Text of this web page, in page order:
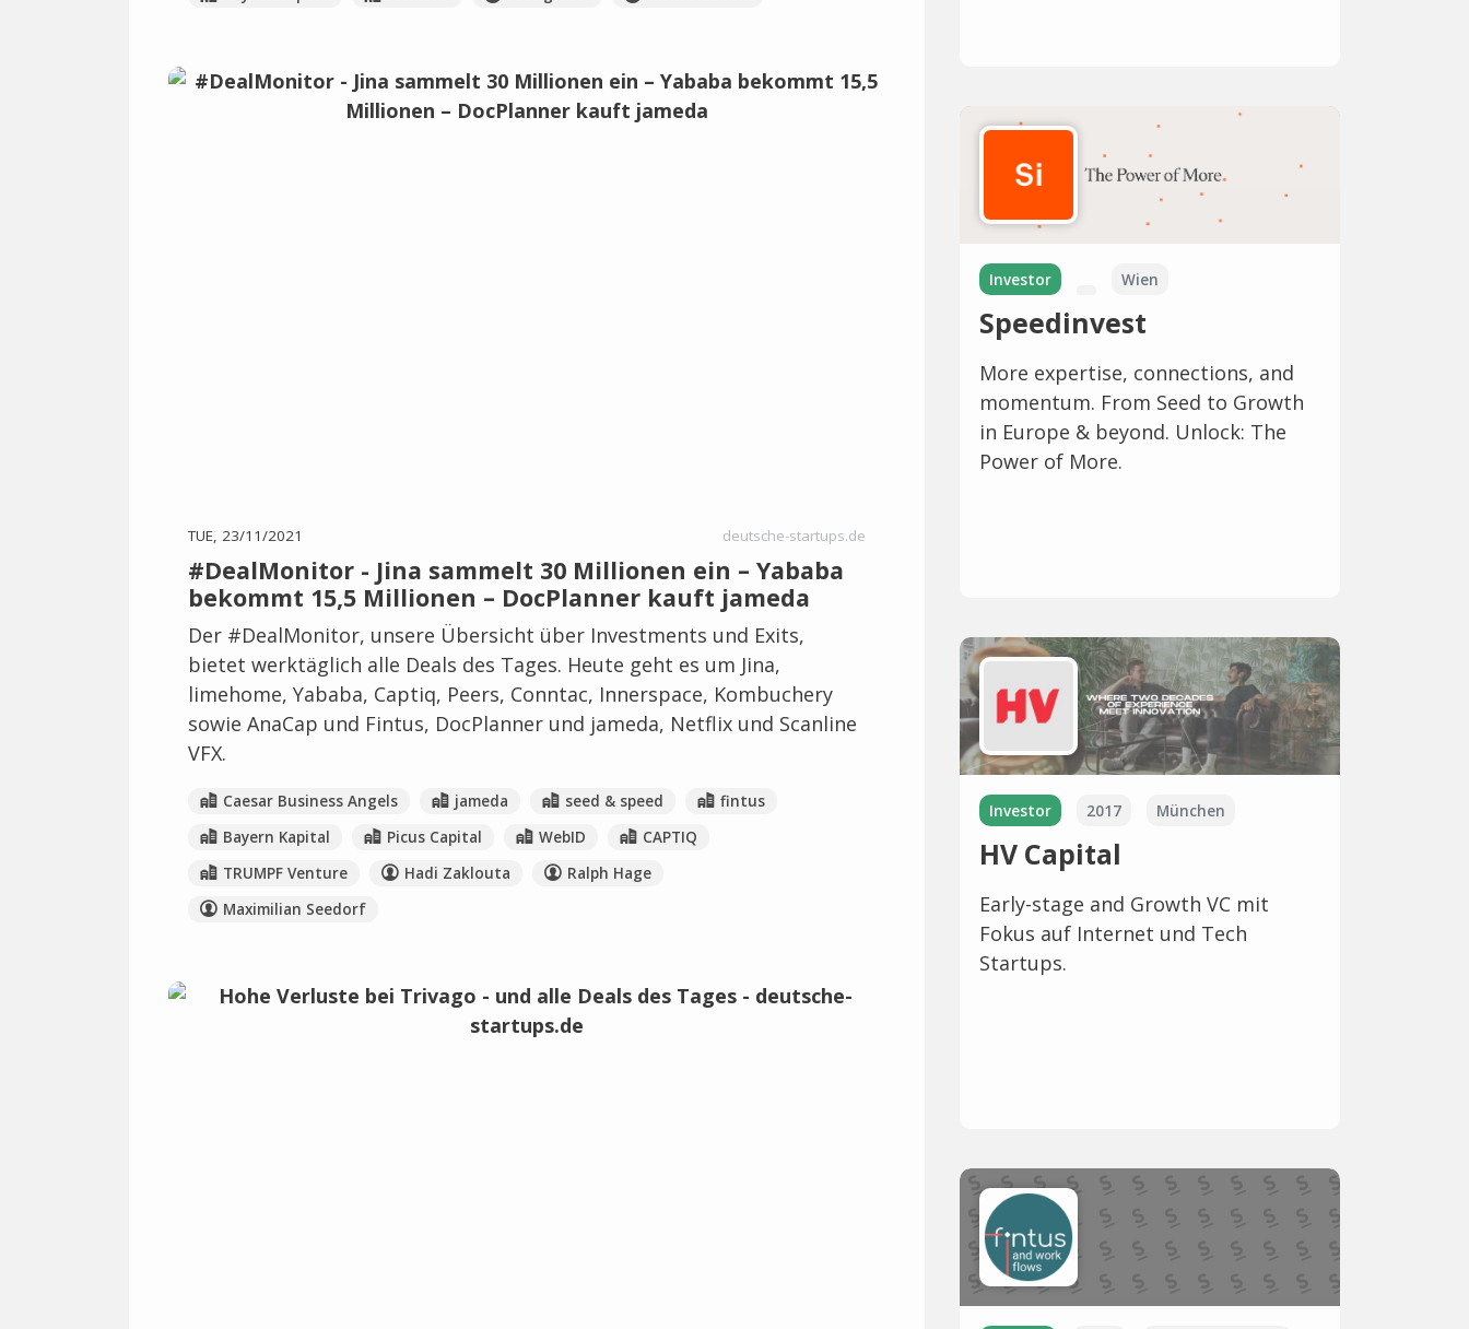
TUE, 23/11/2021 deutsche-startups.de
#DealMonitor - Jina sammelt 30 Millionen ein – Yababa
bekommt 15,5 Millionen – DocPlanner kauft jameda
Der #DealMonitor, unsere Übersicht über Investments und Exits,
bietet werktäglich alle Deals des Tages. Heute geht es um Jina,
limehome, Yababa, Captiq, Peers, Conntac, Innerspace, Kombuchery
sowie AnaCap und Fintus, DocPlanner und jameda, Netflix und Scanline
VFX.
Caesar Business Angels jameda seed & speed
fintus
Bayern Kapital
Picus Capital WebID
CAPTIQ
TRUMPF Venture
Hadi Zaklouta
Ralph Hage
Maximilian Seedorf
Investor Wien
Speedinvest
More expertise, connections, and
momentum. From Seed to Growth
in Europe & beyond. Unlock: The
Power of More.
Investor 2017 München
HV Capital
Early-stage and Growth VC mit
Fokus auf Internet und Tech
Startups.